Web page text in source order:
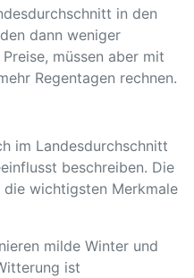
in den
dann weniger
müssen aber mit
Regentagen rechnen.
im Landesdurchschnitt
beschreiben. Die
wichtigsten Merkmale
milde Winter und
ist